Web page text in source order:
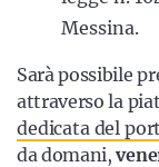
Messina.
Sarà possibile
attraverso la
dedicata del
da domani,